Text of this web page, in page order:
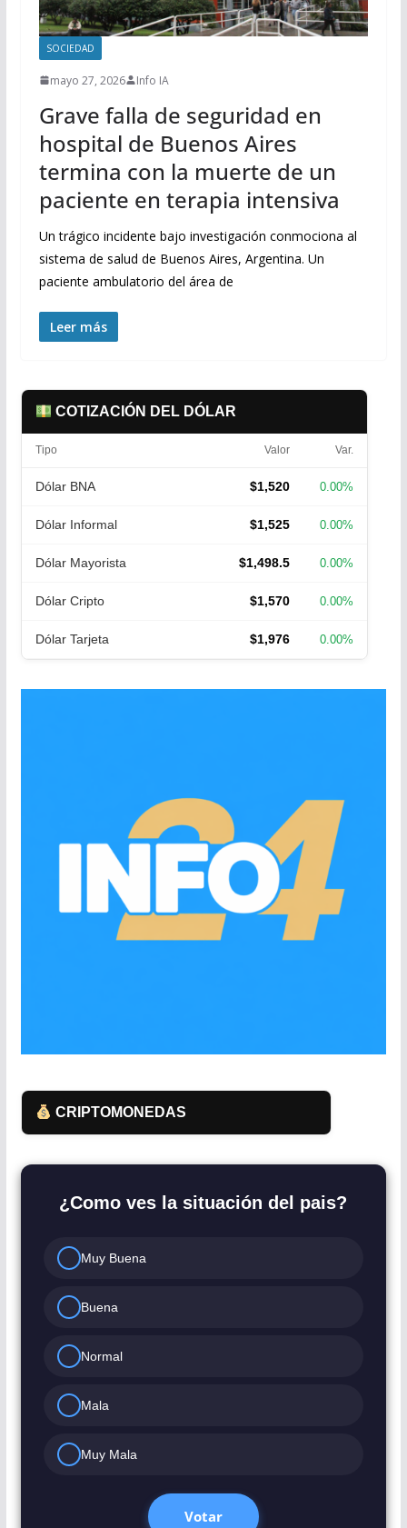
SOCIEDAD
mayo 27, 2026 Info IA
Grave falla de seguridad en
hospital de Buenos Aires
termina con la muerte de un
paciente en terapia intensiva
Un trágico incidente bajo investigación conmociona al
sistema de salud de Buenos Aires, Argentina. Un
paciente ambulatorio del área de
Leer más
COTIZACIÓN DEL DÓLAR
Tipo Valor Var.
Dólar BNA $1,520 0.00%
Dólar Informal $1,525 0.00%
Dólar Mayorista $1,498.5 0.00%
Dólar Cripto $1,570 0.00%
Dólar Tarjeta $1,976 0.00%
CRIPTOMONEDAS
¿Como ves la situación del pais?
Muy Buena
Buena
Normal
Mala
Muy Mala
Votar